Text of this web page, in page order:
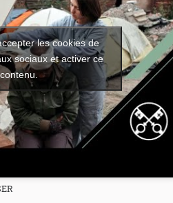
les cookies de
sociaux et activer ce
contenu.